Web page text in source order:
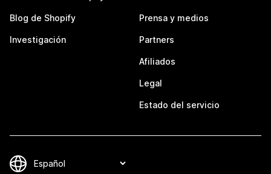
Blog de Shopify
Investigación
Prensa y medios
Partners
Afiliados
Legal
Estado del servicio